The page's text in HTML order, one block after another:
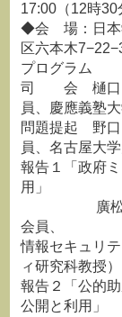
17:00（12時30
◆会 場：日本
区六本木
プログラム
司 会 樋口 美
員、慶應義塾
問題提起 野口
員、名古屋大
報告１「政府
用」
廣松 毅（
会員、
情報セキュリ
ィ研究科教授）
報告２「公的
公開と利用」